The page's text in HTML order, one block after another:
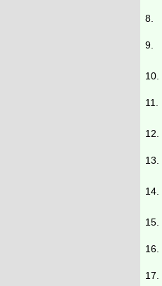
8.
9.
10.
11.
12.
13.
14.
15.
16.
17.